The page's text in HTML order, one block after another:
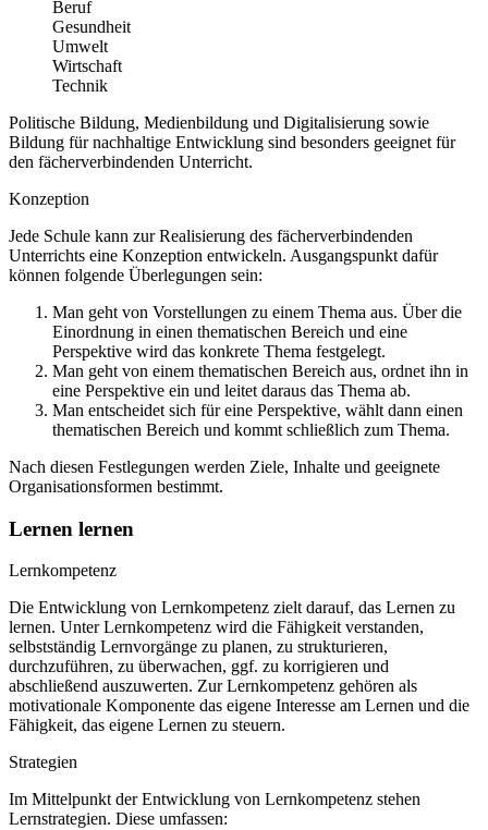
Beruf
Gesundheit
Umwelt
Wirtschaft
Technik
Politische Bildung, Medienbildung und Digitalisierung sowie
Bildung für nachhaltige Entwicklung sind besonders geeignet für
den fächerverbindenden Unterricht.
Konzeption
Jede Schule kann zur Realisierung des fächerverbindenden
Unterrichts eine Konzeption entwickeln. Ausgangspunkt dafür
können folgende Überlegungen sein:
Man geht von Vorstellungen zu einem Thema aus. Über die
Einordnung in einen thematischen Bereich und eine
Perspektive wird das konkrete Thema festgelegt.
Man geht von einem thematischen Bereich aus, ordnet ihn in
eine Perspektive ein und leitet daraus das Thema ab.
Man entscheidet sich für eine Perspektive, wählt dann einen
thematischen Bereich und kommt schließlich zum Thema.
Nach diesen Festlegungen werden Ziele, Inhalte und geeignete
Organisationsformen bestimmt.
Lernen lernen
Lernkompetenz
Die Entwicklung von Lernkompetenz zielt darauf, das Lernen zu
lernen. Unter Lernkompetenz wird die Fähigkeit verstanden,
selbstständig Lernvorgänge zu planen, zu strukturieren,
durchzuführen, zu überwachen, ggf. zu korrigieren und
abschließend auszuwerten. Zur Lernkompetenz gehören als
motivationale Komponente das eigene Interesse am Lernen und die
Fähigkeit, das eigene Lernen zu steuern.
Strategien
Im Mittelpunkt der Entwicklung von Lernkompetenz stehen
Lernstrategien. Diese umfassen: